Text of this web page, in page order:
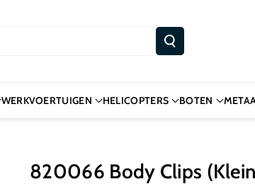
WERKVOERTUIGEN HELICOPTERS BOTEN
820066 Body Clips